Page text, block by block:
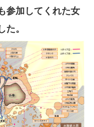
参加してくれた女
。